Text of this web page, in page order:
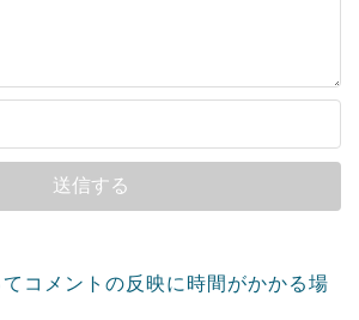
コメントの反映に時間がかかる場